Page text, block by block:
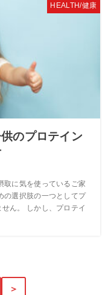
HEALTH/健康
のプロテイン
取に気を使っているご家
の選択肢の一つとしてプ
ん。 しかし、プロテイ
＞